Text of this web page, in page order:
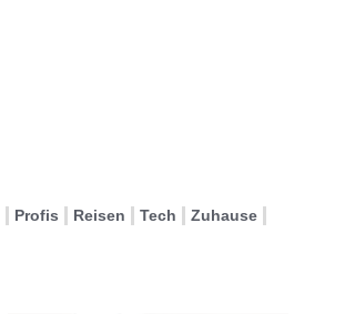
Profis Reisen Tech Zuhause